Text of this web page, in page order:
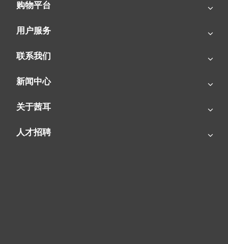
SIAL茜耳-源于欧洲的工业农牧空气处理专家
购物平台
用户服务
联系我们
新闻中心
关于茜耳
人才招聘